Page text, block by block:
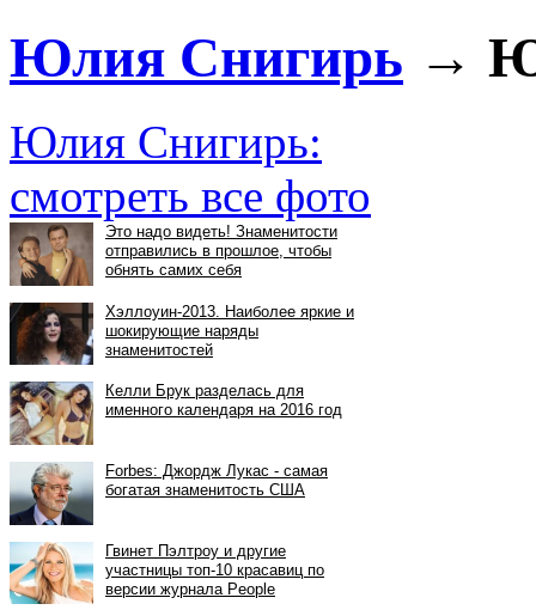
Юлия Снигирь →
Юлия Снигирь:
смотреть все фото